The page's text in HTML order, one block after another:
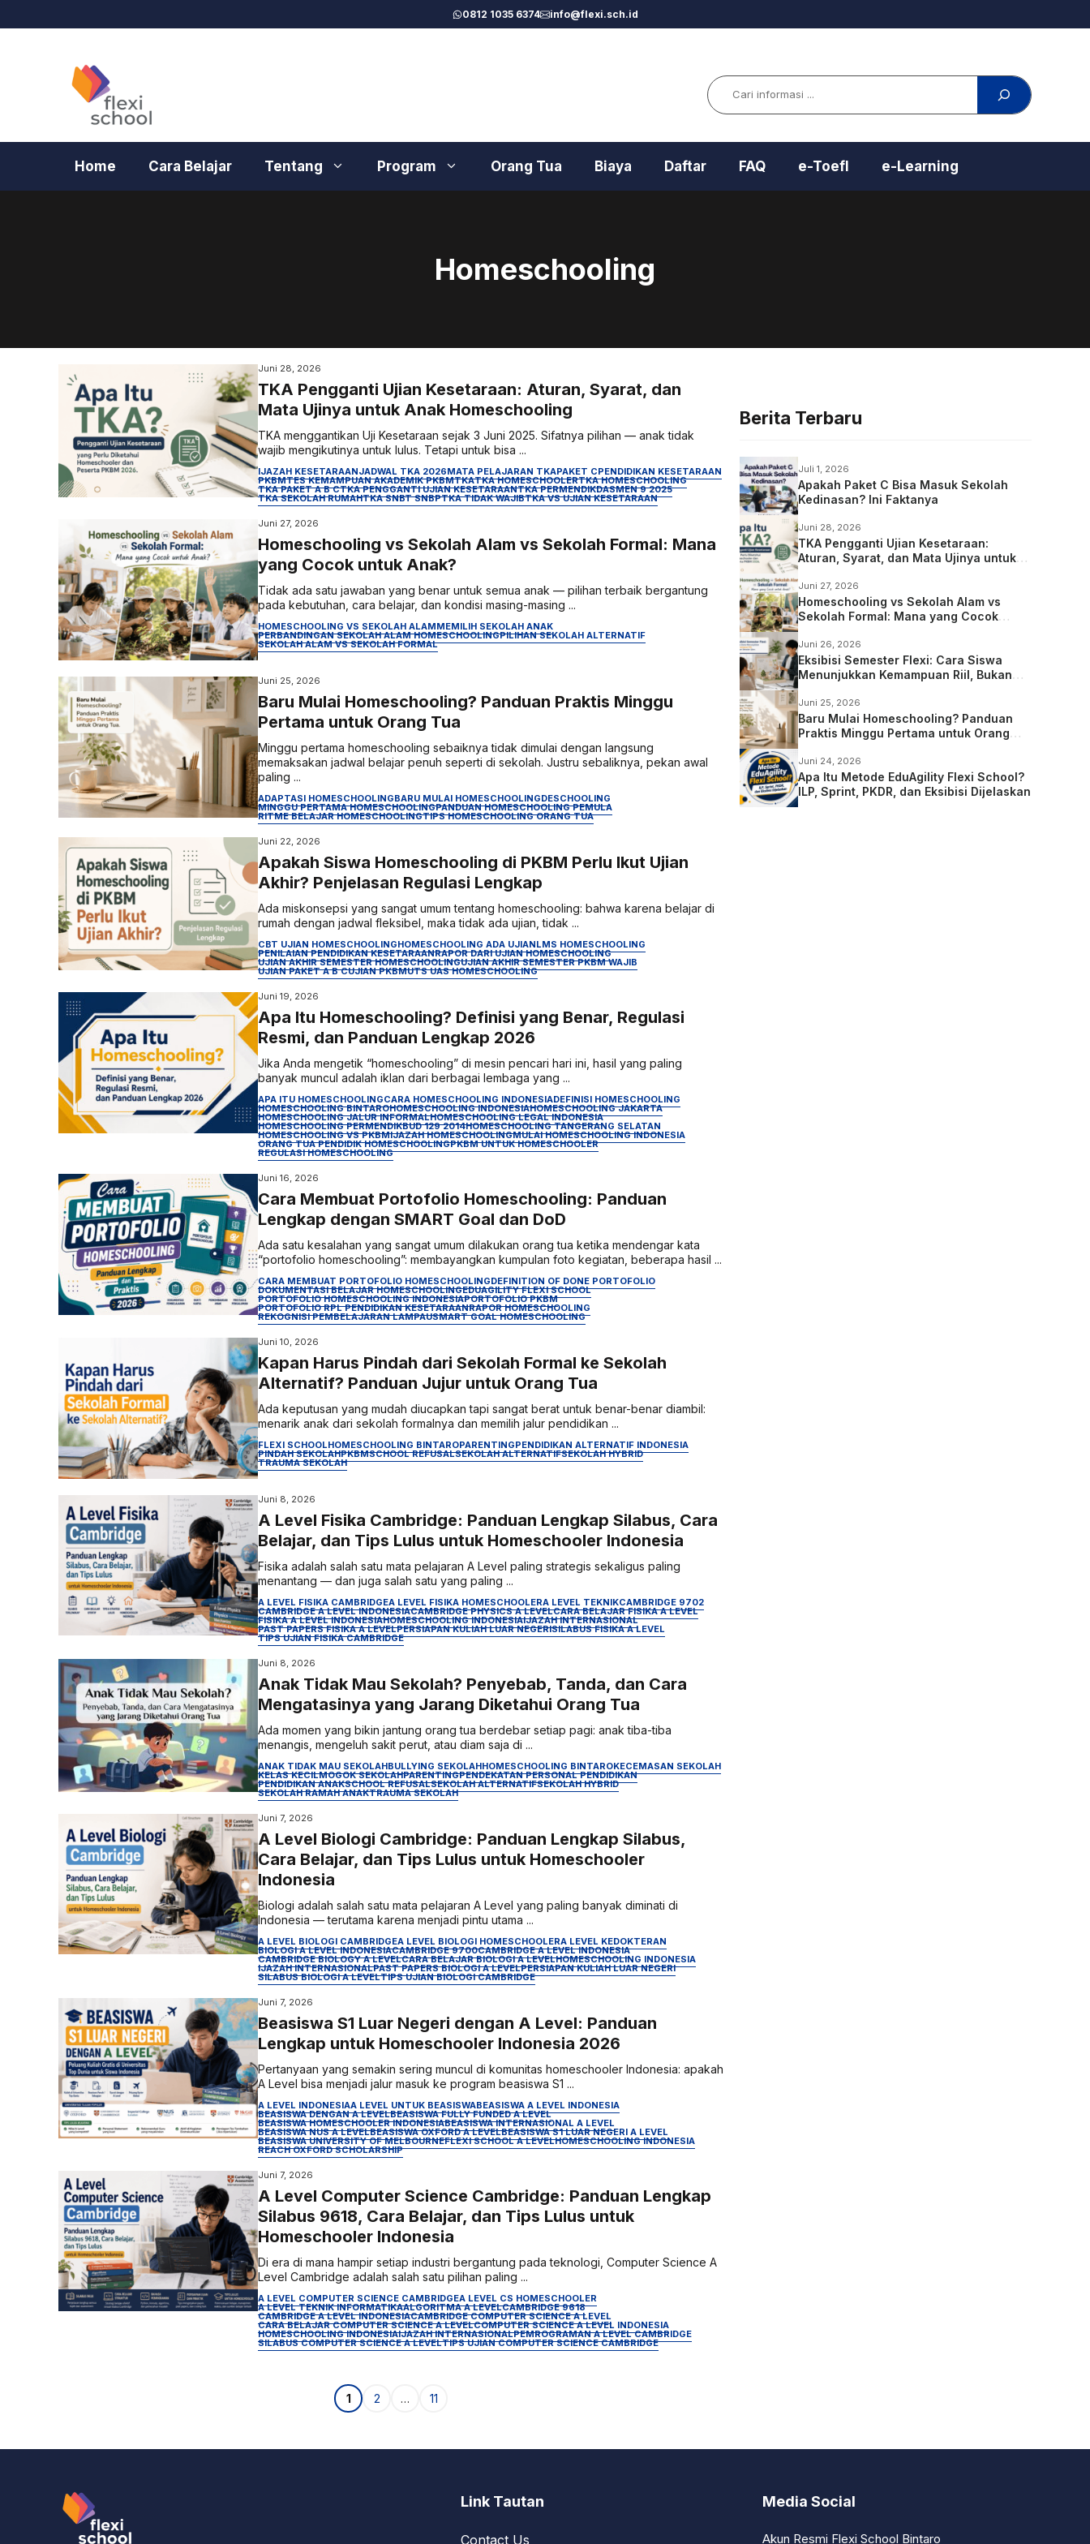
ke
0812 1035 6374 info@flexi.sch.id
Search
Home Cara Belajar Tentang Program Orang Tua Biaya Daftar FAQ e-Toefl e-Learning
Homeschooling
Juni 28, 2026
TKA Pengganti Ujian Kesetaraan: Aturan, Syarat, dan
Mata Ujinya untuk Anak Homeschooling
TKA menggantikan Uji Kesetaraan sejak 3 Juni 2025. Sifatnya pilihan — anak tidak
wajib mengikutinya untuk lulus. Tetapi untuk bisa ...
IJAZAH KESETARAANJADWAL TKA 2026MATA PELAJARAN TKAPAKET CPENDIDIKAN KESETARAAN
PKBMTES KEMAMPUAN AKADEMIK PKBMTKATKA HOMESCHOOLERTKA HOMESCHOOLING
TKA PAKET A B CTKA PENGGANTI UJIAN KESETARAANTKA PERMENDIKDASMEN 9 2025
TKA SEKOLAH RUMAHTKA SNBT SNBPTKA TIDAK WAJIBTKA VS UJIAN KESETARAAN
Juni 27, 2026
Homeschooling vs Sekolah Alam vs Sekolah Formal: Mana
yang Cocok untuk Anak?
Tidak ada satu jawaban yang benar untuk semua anak — pilihan terbaik bergantung
pada kebutuhan, cara belajar, dan kondisi masing-masing ...
HOMESCHOOLING VS SEKOLAH ALAMMEMILIH SEKOLAH ANAK
PERBANDINGAN SEKOLAH ALAM HOMESCHOOLINGPILIHAN SEKOLAH ALTERNATIF
SEKOLAH ALAM VS SEKOLAH FORMAL
Juni 25, 2026
Baru Mulai Homeschooling? Panduan Praktis Minggu
Pertama untuk Orang Tua
Minggu pertama homeschooling sebaiknya tidak dimulai dengan langsung
memaksakan jadwal belajar penuh seperti di sekolah. Justru sebaliknya, pekan awal
paling ...
ADAPTASI HOMESCHOOLINGBARU MULAI HOMESCHOOLINGDESCHOOLING
MINGGU PERTAMA HOMESCHOOLINGPANDUAN HOMESCHOOLING PEMULA
RITME BELAJAR HOMESCHOOLINGTIPS HOMESCHOOLING ORANG TUA
Juni 22, 2026
Apakah Siswa Homeschooling di PKBM Perlu Ikut Ujian
Akhir? Penjelasan Regulasi Lengkap
Ada miskonsepsi yang sangat umum tentang homeschooling: bahwa karena belajar di
rumah dengan jadwal fleksibel, maka tidak ada ujian, tidak ...
CBT UJIAN HOMESCHOOLINGHOMESCHOOLING ADA UJIANLMS HOMESCHOOLING
PENILAIAN PENDIDIKAN KESETARAANRAPOR DARI UJIAN HOMESCHOOLING
UJIAN AKHIR SEMESTER HOMESCHOOLINGUJIAN AKHIR SEMESTER PKBM WAJIB
UJIAN PAKET A B CUJIAN PKBMUTS UAS HOMESCHOOLING
Juni 19, 2026
Apa Itu Homeschooling? Definisi yang Benar, Regulasi
Resmi, dan Panduan Lengkap 2026
Jika Anda mengetik “homeschooling” di mesin pencari hari ini, hasil yang paling
banyak muncul adalah iklan dari berbagai lembaga yang ...
APA ITU HOMESCHOOLINGCARA HOMESCHOOLING INDONESIADEFINISI HOMESCHOOLING
HOMESCHOOLING BINTAROHOMESCHOOLING INDONESIAHOMESCHOOLING JAKARTA
HOMESCHOOLING JALUR INFORMALHOMESCHOOLING LEGAL INDONESIA
HOMESCHOOLING PERMENDIKBUD 129 2014HOMESCHOOLING TANGERANG SELATAN
HOMESCHOOLING VS PKBMIJAZAH HOMESCHOOLINGMULAI HOMESCHOOLING INDONESIA
ORANG TUA PENDIDIK HOMESCHOOLINGPKBM UNTUK HOMESCHOOLER
REGULASI HOMESCHOOLING
Juni 16, 2026
Cara Membuat Portofolio Homeschooling: Panduan
Lengkap dengan SMART Goal dan DoD
Ada satu kesalahan yang sangat umum dilakukan orang tua ketika mendengar kata
“portofolio homeschooling”: membayangkan kumpulan foto kegiatan, beberapa hasil ...
CARA MEMBUAT PORTOFOLIO HOMESCHOOLINGDEFINITION OF DONE PORTOFOLIO
DOKUMENTASI BELAJAR HOMESCHOOLINGEDUAGILITY FLEXI SCHOOL
PORTOFOLIO HOMESCHOOLING INDONESIAPORTOFOLIO PKBM
PORTOFOLIO RPL PENDIDIKAN KESETARAANRAPOR HOMESCHOOLING
REKOGNISI PEMBELAJARAN LAMPAUSMART GOAL HOMESCHOOLING
Juni 10, 2026
Kapan Harus Pindah dari Sekolah Formal ke Sekolah
Alternatif? Panduan Jujur untuk Orang Tua
Ada keputusan yang mudah diucapkan tapi sangat berat untuk benar-benar diambil:
menarik anak dari sekolah formalnya dan memilih jalur pendidikan ...
FLEXI SCHOOLHOMESCHOOLING BINTAROPARENTINGPENDIDIKAN ALTERNATIF INDONESIA
PINDAH SEKOLAHPKBMSCHOOL REFUSALSEKOLAH ALTERNATIFSEKOLAH HYBRID
TRAUMA SEKOLAH
Juni 8, 2026
A Level Fisika Cambridge: Panduan Lengkap Silabus, Cara
Belajar, dan Tips Lulus untuk Homeschooler Indonesia
Fisika adalah salah satu mata pelajaran A Level paling strategis sekaligus paling
menantang — dan juga salah satu yang paling ...
A LEVEL FISIKA CAMBRIDGEA LEVEL FISIKA HOMESCHOOLERA LEVEL TEKNIKCAMBRIDGE 9702
CAMBRIDGE A LEVEL INDONESIACAMBRIDGE PHYSICS A LEVELCARA BELAJAR FISIKA A LEVEL
FISIKA A LEVEL INDONESIAHOMESCHOOLING INDONESIAIJAZAH INTERNASIONAL
PAST PAPERS FISIKA A LEVELPERSIAPAN KULIAH LUAR NEGERISILABUS FISIKA A LEVEL
TIPS UJIAN FISIKA CAMBRIDGE
Juni 8, 2026
Anak Tidak Mau Sekolah? Penyebab, Tanda, dan Cara
Mengatasinya yang Jarang Diketahui Orang Tua
Ada momen yang bikin jantung orang tua berdebar setiap pagi: anak tiba-tiba
menangis, mengeluh sakit perut, atau diam saja di ...
ANAK TIDAK MAU SEKOLAHBULLYING SEKOLAHHOMESCHOOLING BINTAROKECEMASAN SEKOLAH
KELAS KECILMOGOK SEKOLAHPARENTINGPENDEKATAN PERSONAL PENDIDIKAN
PENDIDIKAN ANAKSCHOOL REFUSALSEKOLAH ALTERNATIFSEKOLAH HYBRID
SEKOLAH RAMAH ANAKTRAUMA SEKOLAH
Juni 7, 2026
A Level Biologi Cambridge: Panduan Lengkap Silabus,
Cara Belajar, dan Tips Lulus untuk Homeschooler
Indonesia
Biologi adalah salah satu mata pelajaran A Level yang paling banyak diminati di
Indonesia — terutama karena menjadi pintu utama ...
A LEVEL BIOLOGI CAMBRIDGEA LEVEL BIOLOGI HOMESCHOOLERA LEVEL KEDOKTERAN
BIOLOGI A LEVEL INDONESIACAMBRIDGE 9700CAMBRIDGE A LEVEL INDONESIA
CAMBRIDGE BIOLOGY A LEVELCARA BELAJAR BIOLOGI A LEVELHOMESCHOOLING INDONESIA
IJAZAH INTERNASIONALPAST PAPERS BIOLOGI A LEVELPERSIAPAN KULIAH LUAR NEGERI
SILABUS BIOLOGI A LEVELTIPS UJIAN BIOLOGI CAMBRIDGE
Juni 7, 2026
Beasiswa S1 Luar Negeri dengan A Level: Panduan
Lengkap untuk Homeschooler Indonesia 2026
Pertanyaan yang semakin sering muncul di komunitas homeschooler Indonesia: apakah
A Level bisa menjadi jalur masuk ke program beasiswa S1 ...
A LEVEL INDONESIAA LEVEL UNTUK BEASISWABEASISWA A LEVEL INDONESIA
BEASISWA DENGAN A LEVELBEASISWA FULLY FUNDED A LEVEL
BEASISWA HOMESCHOOLER INDONESIABEASISWA INTERNASIONAL A LEVEL
BEASISWA NUS A LEVELBEASISWA OXFORD A LEVELBEASISWA S1 LUAR NEGERI A LEVEL
BEASISWA UNIVERSITY OF MELBOURNEFLEXI SCHOOL A LEVELHOMESCHOOLING INDONESIA
REACH OXFORD SCHOLARSHIP
Juni 7, 2026
A Level Computer Science Cambridge: Panduan Lengkap
Silabus 9618, Cara Belajar, dan Tips Lulus untuk
Homeschooler Indonesia
Di era di mana hampir setiap industri bergantung pada teknologi, Computer Science A
Level Cambridge adalah salah satu pilihan paling ...
A LEVEL COMPUTER SCIENCE CAMBRIDGEA LEVEL CS HOMESCHOOLER
A LEVEL TEKNIK INFORMATIKAALGORITMA A LEVELCAMBRIDGE 9618
CAMBRIDGE A LEVEL INDONESIACAMBRIDGE COMPUTER SCIENCE A LEVEL
CARA BELAJAR COMPUTER SCIENCE A LEVELCOMPUTER SCIENCE A LEVEL INDONESIA
HOMESCHOOLING INDONESIAIJAZAH INTERNASIONALPEMROGRAMAN A LEVEL CAMBRIDGE
SILABUS COMPUTER SCIENCE A LEVELTIPS UJIAN COMPUTER SCIENCE CAMBRIDGE
Halaman
1 Halaman
2 … Halaman
11
Berita Terbaru
Juli 1, 2026
Apakah Paket C Bisa Masuk Sekolah
Kedinasan? Ini Faktanya
Juni 28, 2026
TKA Pengganti Ujian Kesetaraan:
Aturan, Syarat, dan Mata Ujinya untuk
Juni 27, 2026
Homeschooling vs Sekolah Alam vs
Sekolah Formal: Mana yang Cocok
Juni 26, 2026
Eksibisi Semester Flexi: Cara Siswa
Menunjukkan Kemampuan Riil, Bukan
Juni 25, 2026
Baru Mulai Homeschooling? Panduan
Praktis Minggu Pertama untuk Orang
Juni 24, 2026
Apa Itu Metode EduAgility Flexi School?
ILP, Sprint, PKDR, dan Eksibisi Dijelaskan
Link Tautan
Contact Us
Media Social
Akun Resmi Flexi School Bintaro